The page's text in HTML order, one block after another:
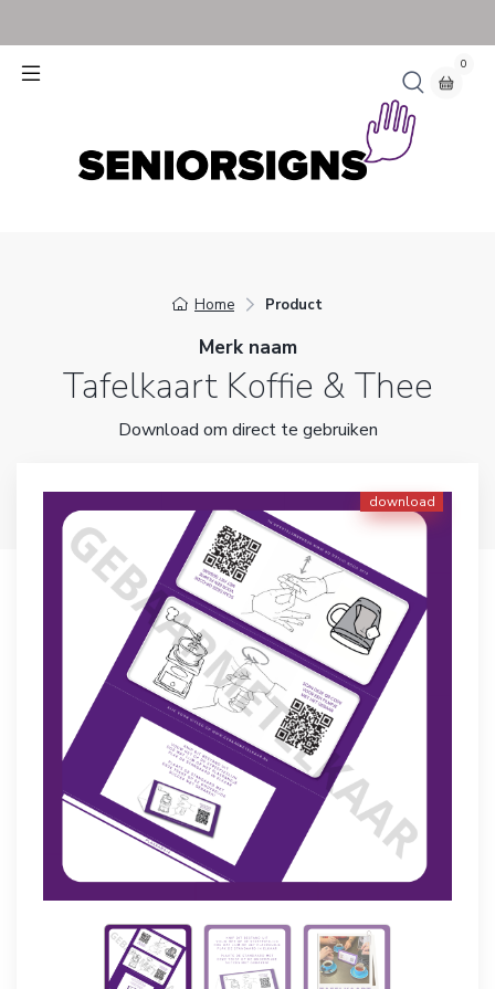
0
Home Product
Merk naam
Tafelkaart Koffie & Thee
Download om direct te gebruiken
download